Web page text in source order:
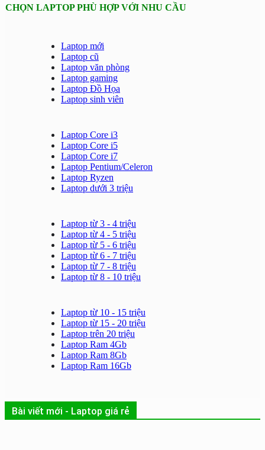
CHỌN LAPTOP PHÙ HỢP VỚI NHU CẦU
Laptop mới
Laptop cũ
Laptop văn phòng
Laptop gaming
Laptop Đồ Họa
Laptop sinh viên
Laptop Core i3
Laptop Core i5
Laptop Core i7
Laptop Pentium/Celeron
Laptop Ryzen
Laptop dưới 3 triệu
Laptop từ 3 - 4 triệu
Laptop từ 4 - 5 triệu
Laptop từ 5 - 6 triệu
Laptop từ 6 - 7 triệu
Laptop từ 7 - 8 triệu
Laptop từ 8 - 10 triệu
Laptop từ 10 - 15 triệu
Laptop từ 15 - 20 triệu
Laptop trên 20 triệu
Laptop Ram 4Gb
Laptop Ram 8Gb
Laptop Ram 16Gb
Bài viết mới - Laptop giá rẻ